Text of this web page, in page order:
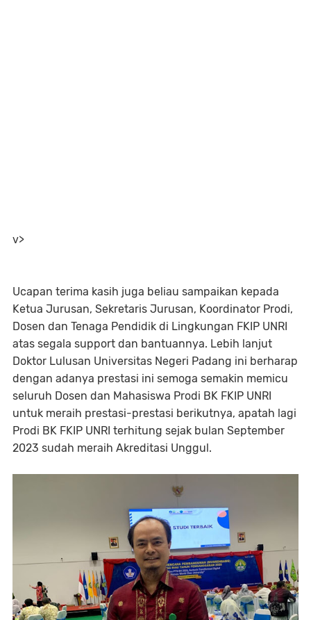
v>
Ucapan terima kasih juga beliau sampaikan kepada
Ketua Jurusan, Sekretaris Jurusan, Koordinator Prodi,
Dosen dan Tenaga Pendidik di Lingkungan FKIP UNRI
atas segala support dan bantuannya. Lebih lanjut
Doktor Lulusan Universitas Negeri Padang ini berharap
dengan adanya prestasi ini semoga semakin memicu
seluruh Dosen dan Mahasiswa Prodi BK FKIP UNRI
untuk meraih prestasi-prestasi berikutnya, apatah lagi
Prodi BK FKIP UNRI terhitung sejak bulan September
2023 sudah meraih Akreditasi Unggul.